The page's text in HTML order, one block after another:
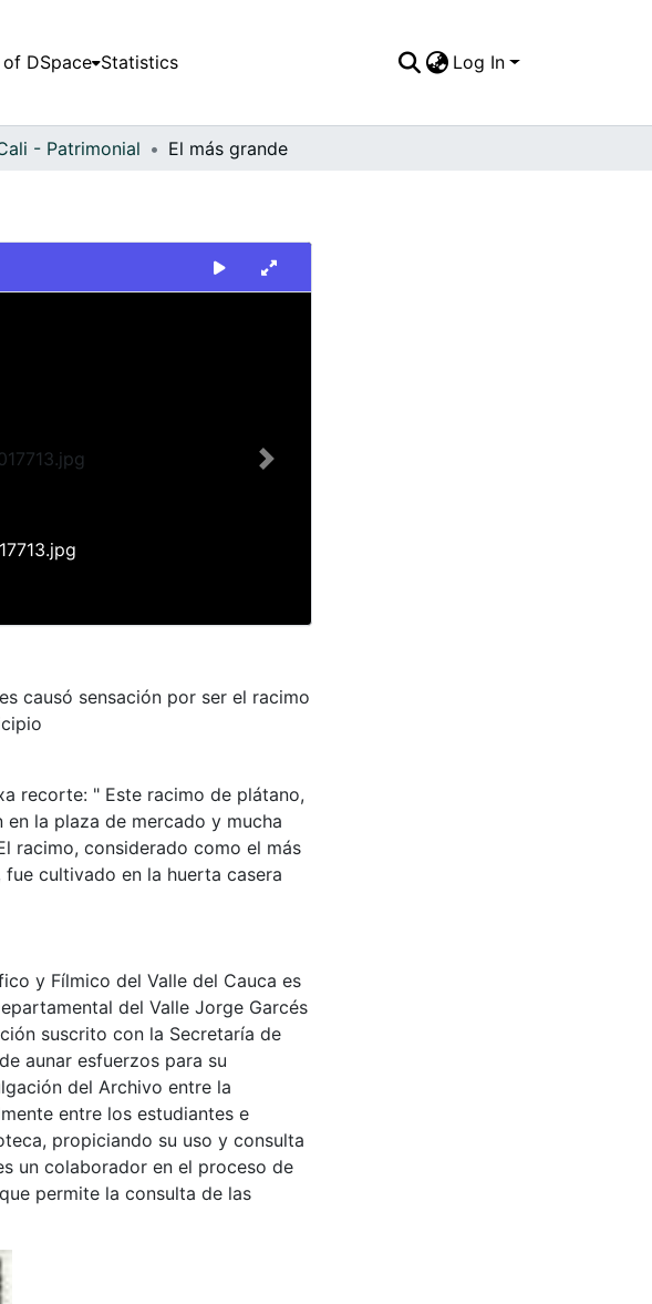
DSpace Statistics Log In
- Patrimonial El más grande
Next
causó sensación por ser el racimo
recorte: " Este racimo de plátano,
la plaza de mercado y mucha
racimo, considerado como el más
cultivado en la huerta casera
y Fílmico del Valle del Cauca es
del Valle Jorge Garcés
suscrito con la Secretaría de
aunar esfuerzos para su
del Archivo entre la
entre los estudiantes e
propiciando su uso y consulta
un colaborador en el proceso de
permite la consulta de las